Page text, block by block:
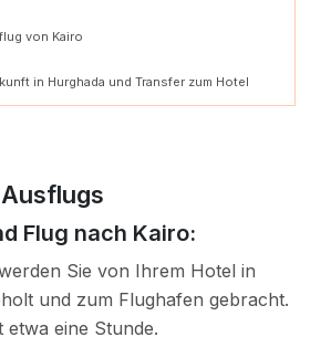
von Kairo
in Hurghada und Transfer zum Hotel
Flug nach Kairo:
Sie von Ihrem Hotel in
und zum Flughafen gebracht.
etwa eine Stunde.